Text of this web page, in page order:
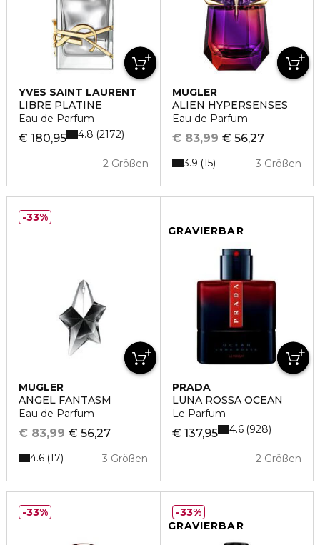
YVES SAINT LAURENT
LIBRE PLATINE
Eau de Parfum
€ 180,95
2 Größen
4.8 2172
MUGLER
ALIEN HYPERSENSES
Eau de Parfum
€ 56,27
€ 83,99
3 Größen
3.9 15
MUGLER
ANGEL FANTASM
Eau de Parfum
€ 56,27
€ 83,99
3 Größen
4.6 17
33%
GRAVIERBAR
PRADA
LUNA ROSSA OCEAN
Le Parfum
€ 137,95
2 Größen
4.6 928
33%
GRAVIERBAR
33%